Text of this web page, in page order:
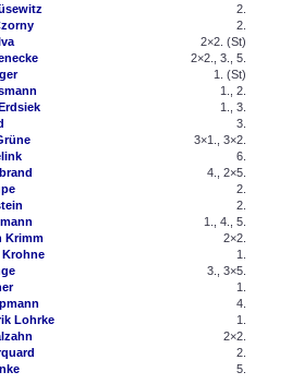
2.
2.
2×2. (St)
2×2., 3., 5.
1. (St)
1., 2.
1., 3.
3.
3×1., 3×2.
6.
4., 2×5.
2.
2.
1., 4., 5.
Krimm
2×2.
Krohne
1.
3., 3×5.
1.
4.
Lohrke
1.
2×2.
2.
5.